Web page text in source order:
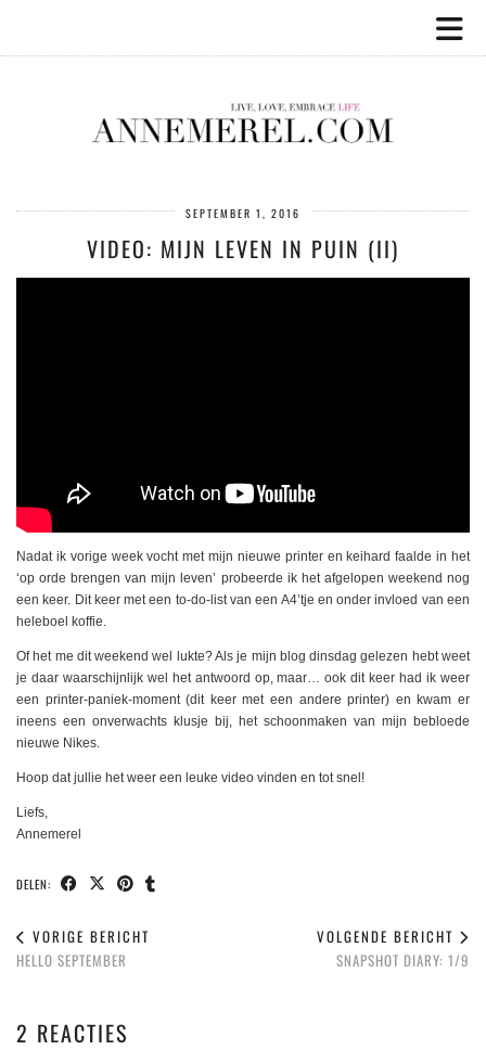
SEPTEMBER 1, 2016
VIDEO: MIJN LEVEN IN PUIN (II)
Nadat ik vorige week vocht met mijn nieuwe printer en keihard faalde in het
‘op orde brengen van mijn leven’ probeerde ik het afgelopen weekend nog
een keer. Dit keer met een to-do-list van een A4’tje en onder invloed van een
heleboel koffie.
Of het me dit weekend wel lukte? Als je mijn blog dinsdag gelezen hebt weet
je daar waarschijnlijk wel het antwoord op, maar… ook dit keer had ik weer
een printer-paniek-moment (dit keer met een andere printer) en kwam er
ineens een onverwachts klusje bij, het schoonmaken van mijn bebloede
nieuwe Nikes.
Hoop dat jullie het weer een leuke video vinden en tot snel!
Liefs,
Annemerel
DELEN:
VORIGE BERICHT
HELLO SEPTEMBER
VOLGENDE BERICHT
SNAPSHOT DIARY: 1/9
2 REACTIES